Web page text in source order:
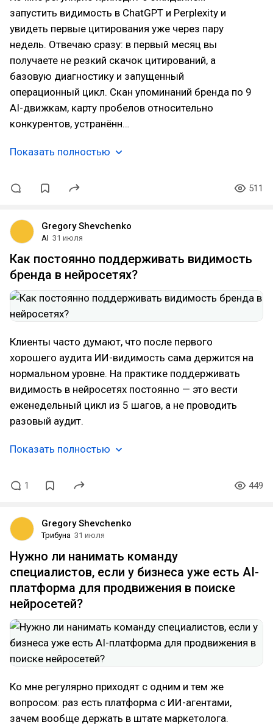
запустить видимость в ChatGPT и Perplexity и
увидеть первые цитирования уже через пару
недель. Отвечаю сразу: в первый месяц вы
получаете не резкий скачок цитирований, а
базовую диагностику и запущенный
операционный цикл. Скан упоминаний бренда по 9
AI-движкам, карту пробелов относительно
конкурентов, устранённ…
Показать полностью
511
Gregory Shevchenko
AI 31 июля
Как постоянно поддерживать видимость
бренда в нейросетях?
Клиенты часто думают, что после первого
хорошего аудита ИИ-видимость сама держится на
нормальном уровне. На практике поддерживать
видимость в нейросетях постоянно — это вести
еженедельный цикл из 5 шагов, а не проводить
разовый аудит.
Показать полностью
1 449
Gregory Shevchenko
Трибуна 31 июля
Нужно ли нанимать команду
специалистов, если у бизнеса уже есть AI-
платформа для продвижения в поиске
нейросетей?
Ко мне регулярно приходят с одним и тем же
вопросом: раз есть платформа с ИИ-агентами,
зачем вообще держать в штате маркетолога.